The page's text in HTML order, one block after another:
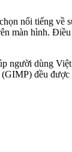
nổi tiếng về
màn hình.
dùng
đều được